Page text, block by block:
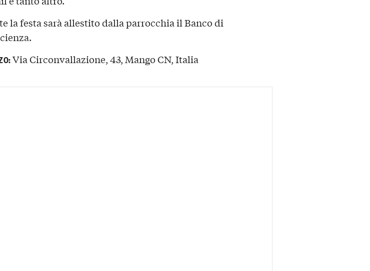
la festa sarà allestito dalla parrocchia il Banco di
Via Circonvallazione, 43, Mango CN, Italia